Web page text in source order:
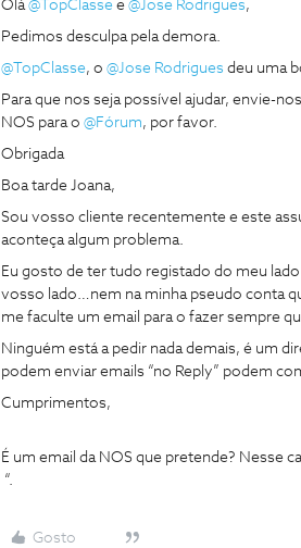
Olá@TopClasse e @Jose Rodrigues,
Pedimos desculpa pela demora.
@TopClasse, o @Jose Rodrigues deu uma
Para que nos seja possível ajudar, envie-
NOS para o @Fórum, por favor.
Obrigada
Boa tarde Joana,
Sou vosso cliente recentemente e este
aconteça algum problema.
Eu gosto de ter tudo registado do meu
vosso lado…nem na minha pseudo conta
me faculte um email para o fazer sempre
Ninguém está a pedir nada demais, é um
podem enviar emails “no Reply” podem
Cumprimentos,
É um email da NOS que pretende? Nesse
“.
Gosto